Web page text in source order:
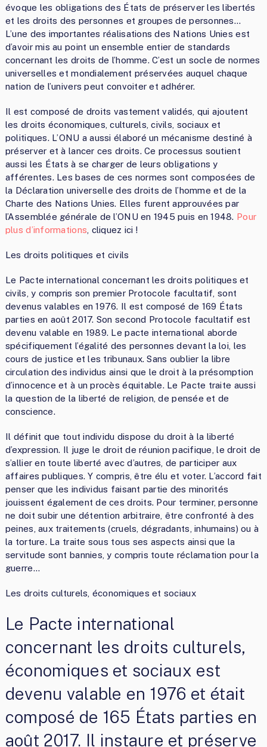
évoque les obligations des États de préserver les libertés
et les droits des personnes et groupes de personnes…
L’une des importantes réalisations des Nations Unies est
d’avoir mis au point un ensemble entier de standards
concernant les droits de l’homme. C’est un socle de normes
universelles et mondialement préservées auquel chaque
nation de l’univers peut convoiter et adhérer.
Il est composé de droits vastement validés, qui ajoutent
les droits économiques, culturels, civils, sociaux et
politiques. L’ONU a aussi élaboré un mécanisme destiné à
préserver et à lancer ces droits. Ce processus soutient
aussi les États à se charger de leurs obligations y
afférentes. Les bases de ces normes sont composées de
la Déclaration universelle des droits de l’homme et de la
Charte des Nations Unies. Elles furent approuvées par
l’Assemblée générale de l’ONU en 1945 puis en 1948. Pour
plus d’informations , cliquez ici !
Les droits politiques et civils
Le Pacte international concernant les droits politiques et
civils, y compris son premier Protocole facultatif, sont
devenus valables en 1976. Il est composé de 169 États
parties en août 2017. Son second Protocole facultatif est
devenu valable en 1989. Le pacte international aborde
spécifiquement l’égalité des personnes devant la loi, les
cours de justice et les tribunaux. Sans oublier la libre
circulation des individus ainsi que le droit à la présomption
d’innocence et à un procès équitable. Le Pacte traite aussi
la question de la liberté de religion, de pensée et de
conscience.
Il définit que tout individu dispose du droit à la liberté
d’expression. Il juge le droit de réunion pacifique, le droit de
s’allier en toute liberté avec d’autres, de participer aux
affaires publiques. Y compris, être élu et voter. L’accord fait
penser que les individus faisant partie des minorités
jouissent également de ces droits. Pour terminer, personne
ne doit subir une détention arbitraire, être confronté à des
peines, aux traitements (cruels, dégradants, inhumains) ou à
la torture. La traite sous tous ses aspects ainsi que la
servitude sont bannies, y compris toute réclamation pour la
guerre…
Les droits culturels, économiques et sociaux
Le Pacte international
concernant les droits culturels,
économiques et sociaux est
devenu valable en 1976 et était
composé de 165 États parties en
août 2017. Il instaure et préserve